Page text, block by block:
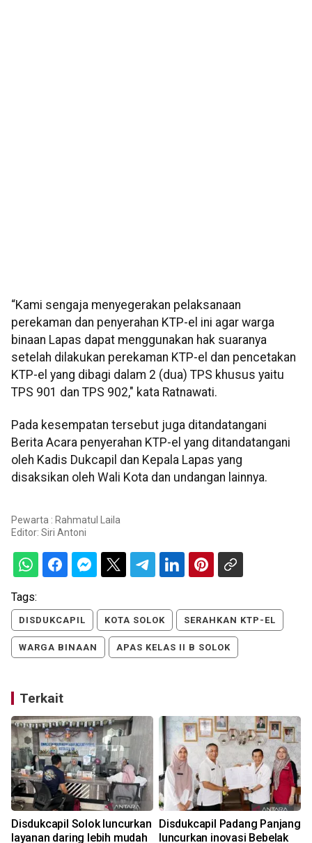
“Kami sengaja menyegerakan pelaksanaan
perekaman dan penyerahan KTP-el ini agar warga
binaan Lapas dapat menggunakan hak suaranya
setelah dilakukan perekaman KTP-el dan pencetakan
KTP-el yang dibagi dalam 2 (dua) TPS khusus yaitu
TPS 901 dan TPS 902," kata Ratnawati.
Pada kesempatan tersebut juga ditandatangani
Berita Acara penyerahan KTP-el yang ditandatangani
oleh Kadis Dukcapil dan Kepala Lapas yang
disaksikan oleh Wali Kota dan undangan lainnya.
Pewarta : Rahmatul Laila
Editor: Siri Antoni
Tags:
DISDUKCAPIL KOTA SOLOK SERAHKAN KTP-EL
WARGA BINAAN APAS KELAS II B SOLOK
Terkait
Disdukcapil Solok luncurkan
layanan daring lebih mudah
Disdukcapil Padang Panjang
luncurkan inovasi Bebelak